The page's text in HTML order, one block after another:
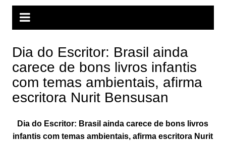
Dia do Escritor: Brasil ainda
carece de bons livros infantis
com temas ambientais, afirma
escritora Nurit Bensusan
Dia do Escritor: Brasil ainda carece de bons livros
infantis com temas ambientais, afirma escritora Nurit